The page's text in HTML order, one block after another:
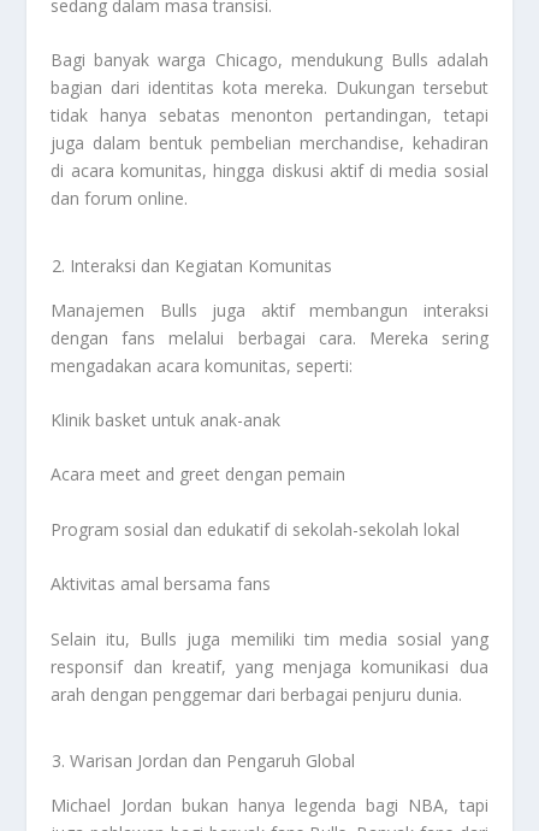
sedang dalam masa transisi.
Bagi banyak warga Chicago, mendukung Bulls adalah
bagian dari identitas kota mereka. Dukungan tersebut
tidak hanya sebatas menonton pertandingan, tetapi
juga dalam bentuk pembelian merchandise, kehadiran
di acara komunitas, hingga diskusi aktif di media sosial
dan forum online.
Interaksi dan Kegiatan Komunitas
Manajemen Bulls juga aktif membangun interaksi
dengan fans melalui berbagai cara. Mereka sering
mengadakan acara komunitas, seperti:
Klinik basket untuk anak-anak
Acara meet and greet dengan pemain
Program sosial dan edukatif di sekolah-sekolah lokal
Aktivitas amal bersama fans
Selain itu, Bulls juga memiliki tim media sosial yang
responsif dan kreatif, yang menjaga komunikasi dua
arah dengan penggemar dari berbagai penjuru dunia.
Warisan Jordan dan Pengaruh Global
Michael Jordan bukan hanya legenda bagi NBA, tapi